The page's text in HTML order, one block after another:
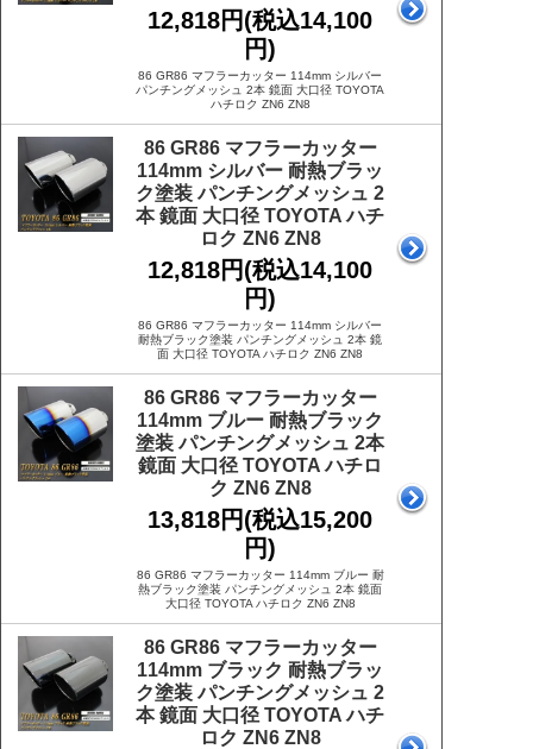
12,818円(税込14,100
円)
86 GR86 マフラーカッター 114mm シルバー
パンチングメッシュ 2本 鏡面 大口径 TOYOTA
ハチロク ZN6 ZN8
86 GR86 マフラーカッター
114mm シルバー 耐熱ブラッ
ク塗装 パンチングメッシュ 2
本 鏡面 大口径 TOYOTA ハチ
ロク ZN6 ZN8
12,818円(税込14,100
円)
86 GR86 マフラーカッター 114mm シルバー
耐熱ブラック塗装 パンチングメッシュ 2本 鏡
面 大口径 TOYOTA ハチロク ZN6 ZN8
86 GR86 マフラーカッター
114mm ブルー 耐熱ブラック
塗装 パンチングメッシュ 2本
鏡面 大口径 TOYOTA ハチロ
ク ZN6 ZN8
13,818円(税込15,200
円)
86 GR86 マフラーカッター 114mm ブルー 耐
熱ブラック塗装 パンチングメッシュ 2本 鏡面
大口径 TOYOTA ハチロク ZN6 ZN8
86 GR86 マフラーカッター
114mm ブラック 耐熱ブラッ
ク塗装 パンチングメッシュ 2
本 鏡面 大口径 TOYOTA ハチ
ロク ZN6 ZN8